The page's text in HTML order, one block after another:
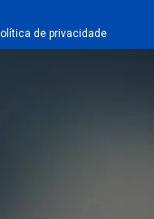
de privacidade